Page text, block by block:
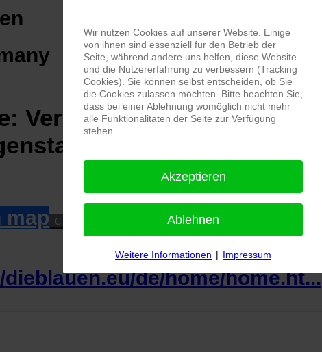
Vereinsgelände Spvgg
map Close
de/home/home.ht...
Wir nutzen Cookies auf unserer Website. Einige
von ihnen sind essenziell für den Betrieb der
Seite, während andere uns helfen, diese Website
und die Nutzererfahrung zu verbessern (Tracking
Cookies). Sie können selbst entscheiden, ob Sie
die Cookies zulassen möchten. Bitte beachten Sie,
dass bei einer Ablehnung womöglich nicht mehr
alle Funktionalitäten der Seite zur Verfügung
stehen.
Akzeptieren
Ablehnen
Weitere Informationen | Impressum